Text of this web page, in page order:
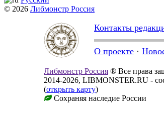
© 2026 Либмонстр Россия
Контакты
О проекте ·
Либмонстр Россия ® Все права
2014-2026, LIBMONSTER.RU -
(открыть карту)
Сохраняя наследие России